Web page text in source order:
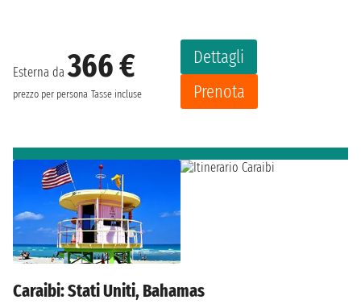
Esterna da366 €
prezzo per persona Tasse incluse
Dettagli
Prenota
Caraibi: Stati Uniti, Bahamas